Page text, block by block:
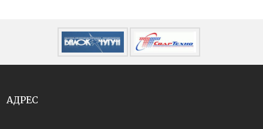
АДРЕС